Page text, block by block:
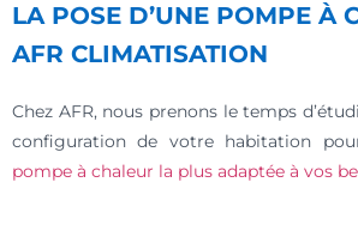
LA POSE D’UNE POMPE À
AFR CLIMATISATION
Chez AFR, nous prenons le temps
configuration de votre habitation
pompe à chaleur la plus adaptée à vos